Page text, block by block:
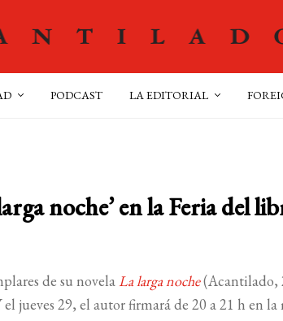
PODCAST LA EDITORIAL
noche’ en la Feria del
de su novelaLa larga noche(Acantilado,
jueves 29, el autor firmará de 20 a 21 h en la